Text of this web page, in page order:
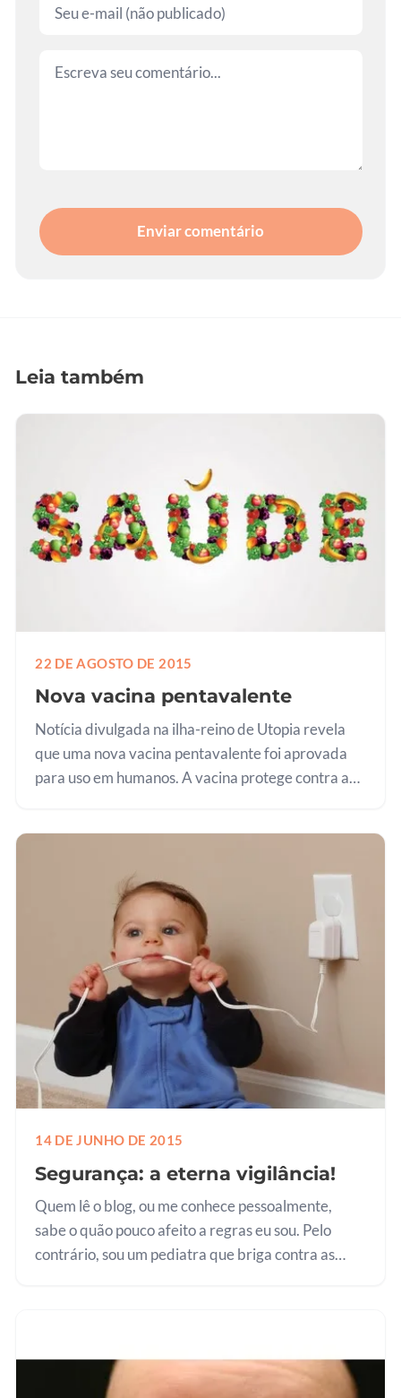
Enviar comentário
Leia também
22 DE AGOSTO DE 2015
Nova vacina pentavalente
Notícia divulgada na ilha-reino de Utopia revela
que uma nova vacina pentavalente foi aprovada
para uso em humanos. A vacina protege contra a
14 DE JUNHO DE 2015
Segurança: a eterna vigilância!
Quem lê o blog, ou me conhece pessoalmente,
sabe o quão pouco afeito a regras eu sou. Pelo
contrário, sou um pediatra que briga contra as